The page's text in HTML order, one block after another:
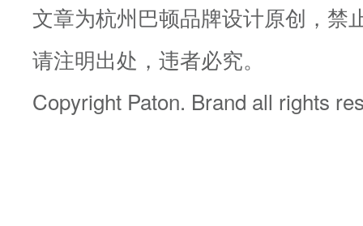
文章为杭州巴顿品牌设计原创，禁
请注明出处，违者必究。
Copyright Paton. Brand all rights